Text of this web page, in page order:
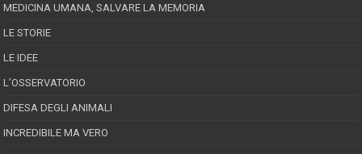
MEDICINA UMANA, SALVARE LA MEMORIA
LE STORIE
LE IDEE
L’OSSERVATORIO
DIFESA DEGLI ANIMALI
INCREDIBILE MA VERO